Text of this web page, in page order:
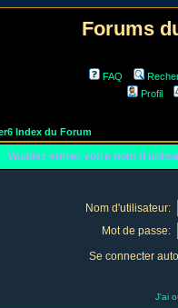
Forums
FAQ
Profil
Index du Forum
Veuillez entrer votre nom
Nom d'utilisateur:
Mot de passe:
Se connecter
J'ai